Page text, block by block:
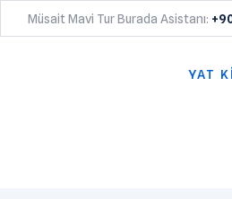
Müsait Mavi Tur Burada Asistanı:
YAT